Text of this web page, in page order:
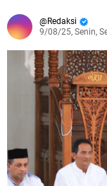
Redaksi
9/08/25, Senin,